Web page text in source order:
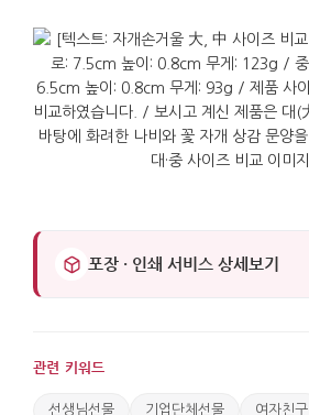
포장 · 인쇄 서비스 상세보기
관련 키워드
선생님선물 기업단체선물 여자친구